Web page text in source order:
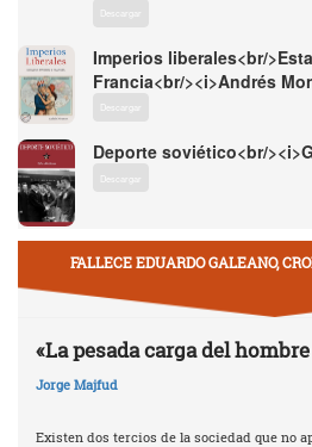
Descargar
Imperios liberales<br/
Francia<br/><i>Andrés
Descargar
Deporte soviético<br/
Descargar
FALLECE EDUARDO GALEANO,
«La pesada carga del
Jorge Majfud
Existen dos tercios de la sociedad que no